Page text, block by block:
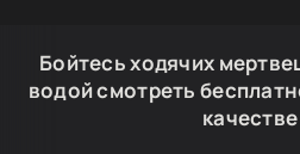
Бойтесь ходячих
водой смотреть
качестве